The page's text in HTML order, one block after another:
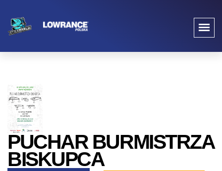
PUCHAR BURMISTRZA
BISKUPCA